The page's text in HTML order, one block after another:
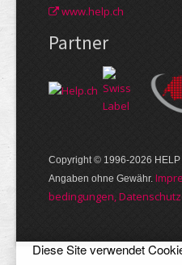
www.help.ch
Partner
Copyright © 1996-2026 HELP
Angaben ohne Gewähr.
bedin­gungen,
Diese Site verwendet